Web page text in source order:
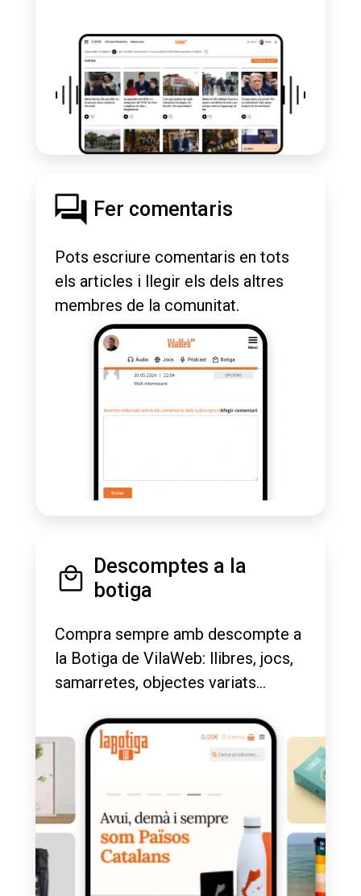
Fer comentaris
Pots escriure comentaris en tots
els articles i llegir els dels altres
membres de la comunitat.
Descomptes a la
botiga
Compra sempre amb descompte a
la Botiga de VilaWeb: llibres, jocs,
samarretes, objectes variats...